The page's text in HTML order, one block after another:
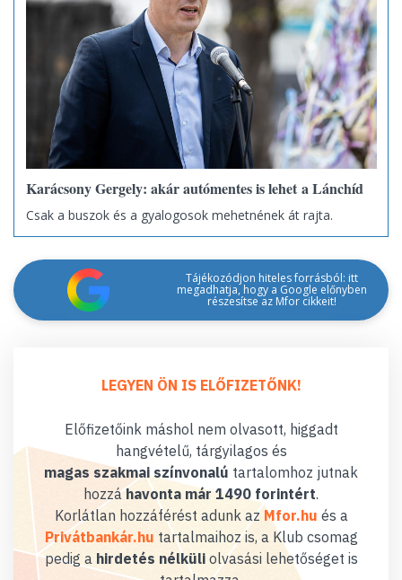
Karácsony Gergely: akár autómentes is lehet a Lánchíd
Csak a buszok és a gyalogosok mehetnének át rajta.
Tájékozódjon hiteles forrásból: itt
megadhatja, hogy a Google előnyben
részesítse az Mfor cikkeit!
LEGYEN ÖN IS ELŐFIZETŐNK!
Előfizetőink máshol nem olvasott, higgadt
hangvételű, tárgyilagos és
magas szakmai színvonalú tartalomhoz jutnak
hozzáhavonta már 1490 forintért.
Korlátlan hozzáférést adunk az Mfor.hu és a
Privátbankár.hu tartalmaihoz is, a Klub csomag
pedig a hirdetés nélküliolvasási lehetőséget is